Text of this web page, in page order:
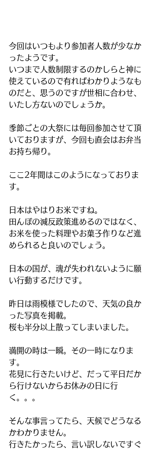
今回はいつもより参加者人数が少なか
ったようです。
いつまで人数制限するのかしらと神に
使えているので有ればわかりようなも
のだと、思うのですが世相に合わせ、
いたし方ないのでしょうか。
季節ごとの大祭には毎回参加させて頂
いておりますが、今回も直会はお弁当
お持ち帰り。
ここ2年間はこのようになっておりま
す。
日本はやはりお米ですね。
田んぼの減反政策進めるのではなく、
お米を使った料理やお菓子作りなど進
められると良いのでしょう。
日本の国が、魂が失われないように願
い行動するだけです。
昨日は雨模様でしたので、天気の良か
った写真を掲載。
桜も半分以上散ってしまいました。
満開の時は一瞬。その一時になりま
す。
花見に行きたいけど、だって平日だか
ら行けないからお休みの日に行
く。。。
そんな事言ってたら、天候でどうなる
かわかりません。
行きたかったら、言い訳しないですぐ